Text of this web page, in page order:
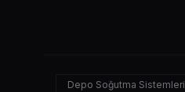
Depo Soğutma Sistemleri